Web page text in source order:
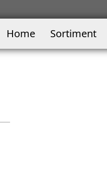
Home Sortiment